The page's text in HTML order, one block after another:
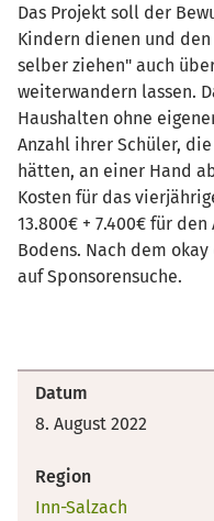
Das Projekt soll der
Kindern dienen und den
selber ziehen" auch
weiterwandern lassen.
Haushalten ohne
Anzahl ihrer Schüler,
hätten, an einer Hand
Kosten für das
13.800€ + 7.400€ für
Bodens. Nach dem
auf Sponsorensuche.
Datum
8. August 2022
Region
Inn-Salzach